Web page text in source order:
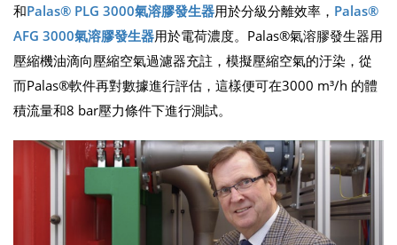
和Palas® PLG 3000氣溶膠發生器用於分級分離效率， Palas®
AFG 3000氣溶膠發生器用於電荷濃度。Palas®氣溶膠發生器用
壓縮機油滴向壓縮空氣過濾器充註，模擬壓縮空氣的汙染，從
而Palas®軟件再對數據進行評估，這樣便可在3000 m³/h 的體
積流量和8 bar壓力條件下進行測試。